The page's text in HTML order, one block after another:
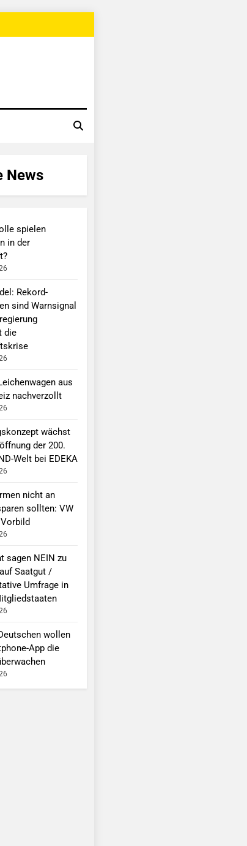
News
spielen
in der
Rekord-
sind Warnsignal
die
aus
nachverzollt
wächst
der 200.
Welt bei EDEKA
nicht an
sollten: VW
sagen NEIN zu
Saatgut /
Umfrage in
wollen
App die